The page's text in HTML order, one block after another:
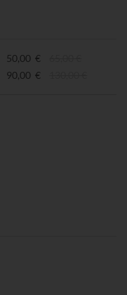
50,00 €
90,00 €